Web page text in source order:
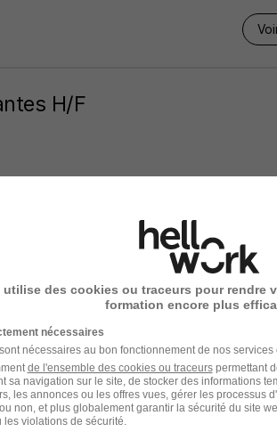
H/F
H/F
utilise des cookies ou traceurs pour rendre
formation encore plus
nécessaires
nécessaires au bon fonctionnement de nos services
de l'ensemble des cookies ou traceurspermettant
sa navigation sur le site, de stocker des informations
les annonces ou les offres vues, gérer les processus
non, et plus globalement garantir la sécurité du site
les violations de sécurité.